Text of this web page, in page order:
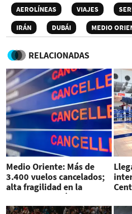
AEROLÍNEAS
VIAJES
IRÁN
DUBÁI MEDIO
RELACIONADAS
Medio Oriente: Más de
3.400 vuelos cancelados;
alta fragilidad en la
conectividad aérea global